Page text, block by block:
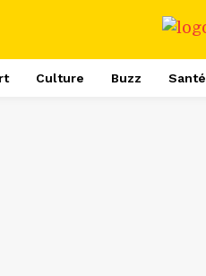
Culture Buzz Santé